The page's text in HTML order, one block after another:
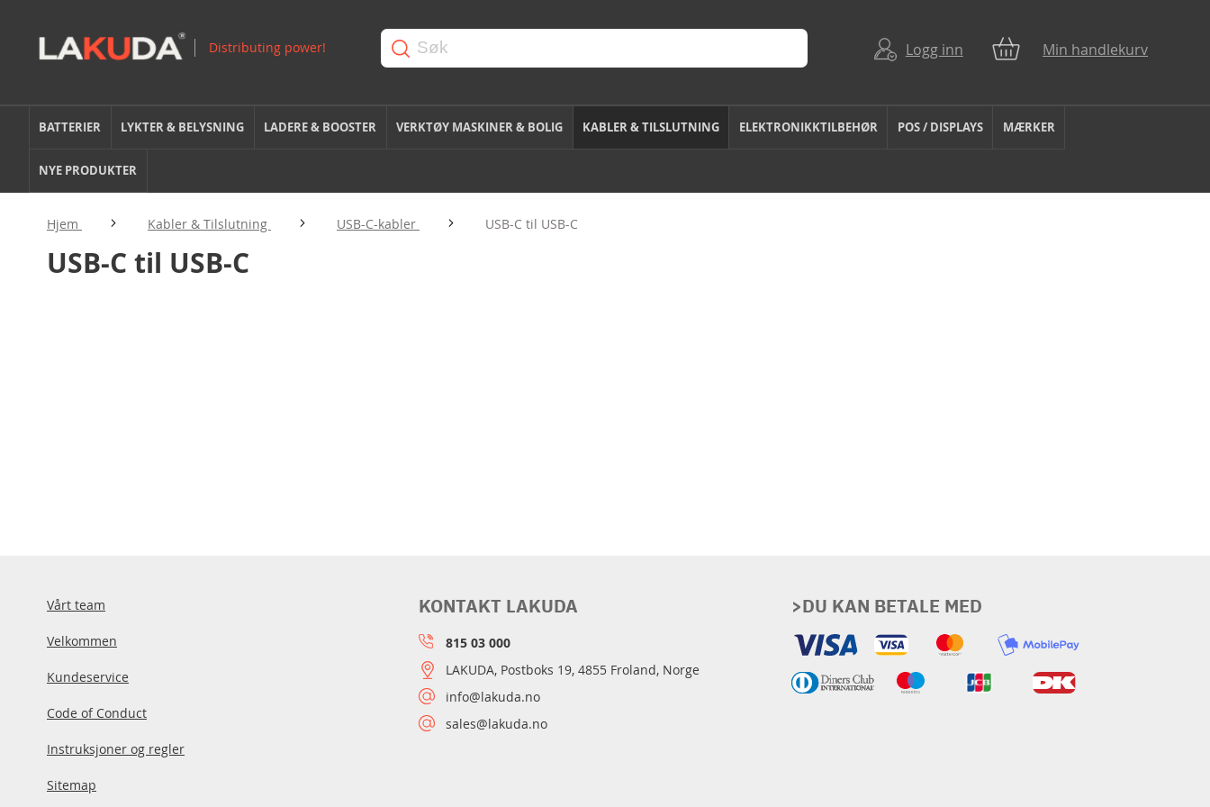
Logg inn Min handlekurv
BATTERIER LYKTER & BELYSNING LADERE & BOOSTER VERKTØY MASKINER & BOLIG KABLER & TILSLUTNING ELEKTRONIKKTILBEHØR POS / DISPLAYS MÆRKER
NYE PRODUKTER
Hjem Kabler & Tilslutning USB-C-kabler USB-C til USB-C
USB-C til USB-C
Vårt team
Velkommen
Kundeservice
Code of Conduct
Instruksjoner og regler
Sitemap
>DU KAN BETALE MED
KONTAKT LAKUDA
815 03 000
LAKUDA, Postboks 19, 4855 Froland, Norge
info@lakuda.no
sales@lakuda.no